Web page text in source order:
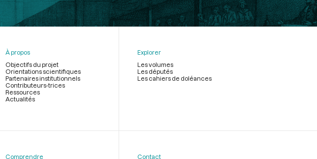
À propos
Objectifs du projet
Orientations scientifiques
Partenaires institutionnels
Contributeurs-trices
Ressources
Actualités
Explorer
Les volumes
Les députés
Les cahiers de doléances
Comprendre Contact